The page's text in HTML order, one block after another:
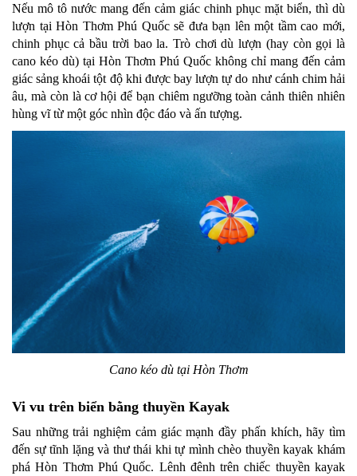
Nếu mô tô nước mang đến cảm giác chinh phục mặt biển, thì dù
lượn tại Hòn Thơm Phú Quốc sẽ đưa bạn lên một tầm cao mới,
chinh phục cả bầu trời bao la. Trò chơi dù lượn (hay còn gọi là
cano kéo dù) tại Hòn Thơm Phú Quốc không chỉ mang đến cảm
giác sảng khoái tột độ khi được bay lượn tự do như cánh chim hải
âu, mà còn là cơ hội để bạn chiêm ngưỡng toàn cảnh thiên nhiên
hùng vĩ từ một góc nhìn độc đáo và ấn tượng.
Cano kéo dù tại Hòn Thơm
Vi vu trên biển bằng thuyền Kayak
Sau những trải nghiệm cảm giác mạnh đầy phấn khích, hãy tìm
đến sự tĩnh lặng và thư thái khi tự mình chèo thuyền kayak khám
phá Hòn Thơm Phú Quốc. Lênh đênh trên chiếc thuyền kayak